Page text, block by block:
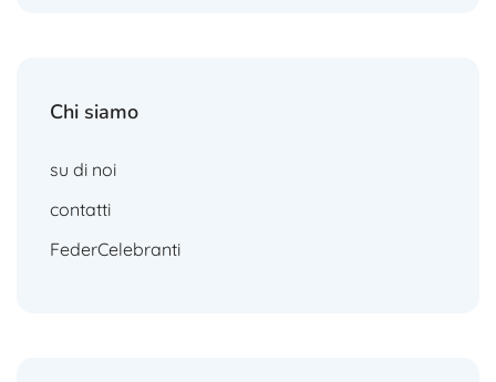
Chi siamo
su di noi
contatti
FederCelebranti